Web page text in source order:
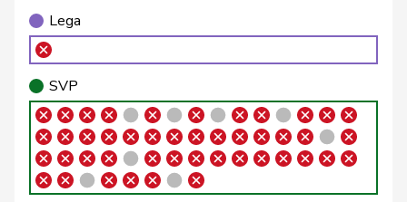
Brenzikofer
Brunner
Büchel
Rino
SVP V SG
Buffat Michaël SVP V
Bulliard-
Lega
SVP